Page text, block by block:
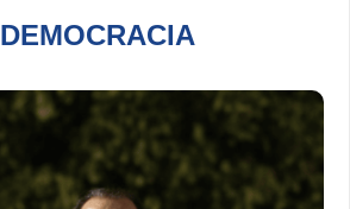
DEMOCRACIA